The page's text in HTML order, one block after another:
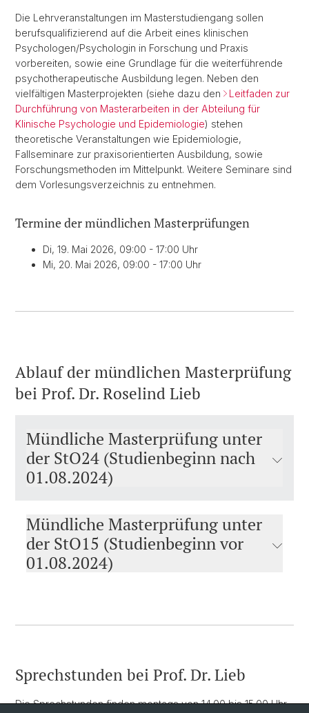
Die Lehrveranstaltungen im Masterstudiengang sollen
berufsqualifizierend auf die Arbeit eines klinischen
Psychologen/Psychologin in Forschung und Praxis
vorbereiten, sowie eine Grundlage für die weiterführende
psychotherapeutische Ausbildung legen. Neben den
vielfältigen Masterprojekten (siehe dazu den
Leitfaden zur
Durchführung von Masterarbeiten in der Abteilung für
Klinische Psychologie und Epidemiologie) stehen
theoretische Veranstaltungen wie Epidemiologie,
Fallseminare zur praxisorientierten Ausbildung, sowie
Forschungsmethoden im Mittelpunkt. Weitere Seminare sind
dem Vorlesungsverzeichnis zu entnehmen.
Termine der mündlichen Masterprüfungen
Di, 19. Mai 2026, 09:00 - 17:00 Uhr
Mi, 20. Mai 2026, 09:00 - 17:00 Uhr
Ablauf der mündlichen Masterprüfung
bei Prof. Dr. Roselind Lieb
Mündliche Masterprüfung unter
der StO24 (Studienbeginn nach
01.08.2024)
Mündliche Masterprüfung unter
der StO15 (Studienbeginn vor
01.08.2024)
Sprechstunden bei Prof. Dr. Lieb
Die Sprechstunden finden montags von 14.00 bis 15.00 Uhr